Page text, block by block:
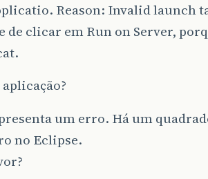
Reason: Invalid launch
de clicar em Run on Server,
um erro. Há um
no Eclipse.